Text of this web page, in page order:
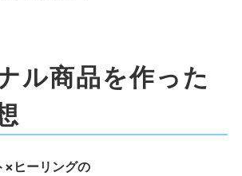
ル商品を作った
×ヒーリングの